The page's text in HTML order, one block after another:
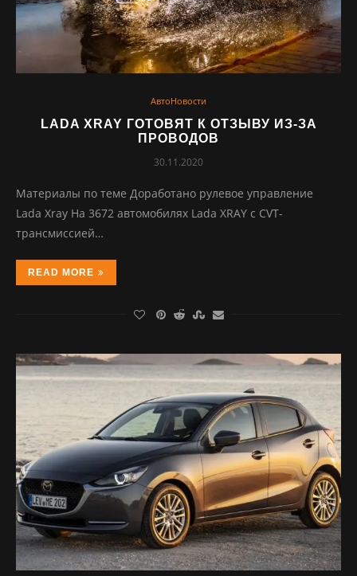
АвтоНовости
LADA XRAY ГОТОВЯТ К ОТЗЫВУ ИЗ-ЗА
ПРОВОДОВ
30.11.2020
Материалы по теме Доработано рулевое управление
Lada Xray На 3672 автомобилях Lada XRAY с CVT-
трансмиссией…
READ MORE